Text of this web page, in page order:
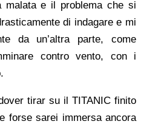
malata e il problema che si
di indagare e mi
da un’altra parte, come
contro vento, con i
tirar su il TITANIC finito
forse sarei immersa ancora